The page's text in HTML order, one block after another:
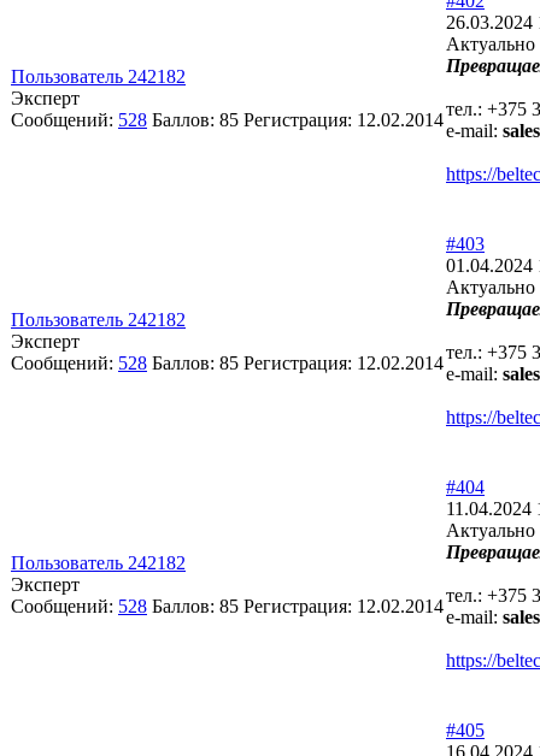
Пользователь 242182
Эксперт
Сообщений: 528 Баллов: 85 Регистрация: 12.02.2014
26.03.2024
Актуально
тел.: +375
e-mail:
https://
Пользователь 242182
Эксперт
Сообщений: 528 Баллов: 85 Регистрация: 12.02.2014
#403
01.04.2024
Актуально
тел.: +375
e-mail:
https://
Пользователь 242182
Эксперт
Сообщений: 528 Баллов: 85 Регистрация: 12.02.2014
#404
11.04.2024
Актуально
тел.: +375
e-mail:
https://
#405
16.04.2024